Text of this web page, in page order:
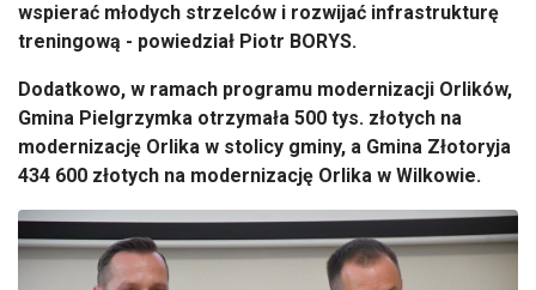
wspierać młodych strzelców i rozwijać infrastrukturę
treningową - powiedział Piotr BORYS.
Dodatkowo, w ramach programu modernizacji Orlików,
Gmina Pielgrzymka otrzymała 500 tys. złotych na
modernizację Orlika w stolicy gminy, a Gmina Złotoryja
434 600 złotych na modernizację Orlika w Wilkowie.